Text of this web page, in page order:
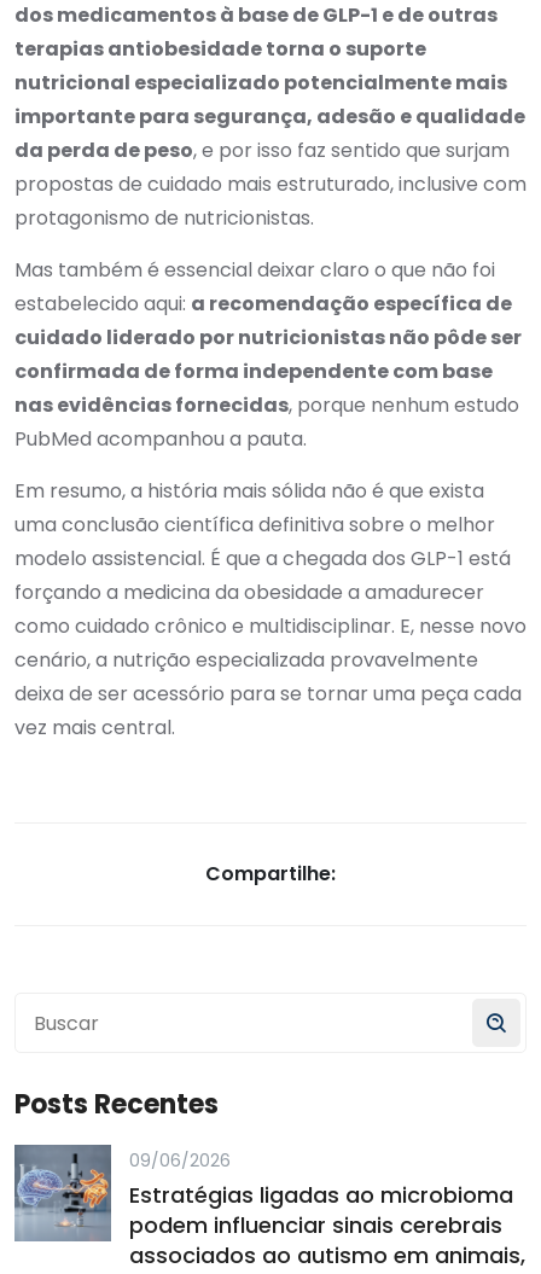
dos medicamentos à base de GLP-1 e de outras
terapias antiobesidade torna o suporte
nutricional especializado potencialmente mais
importante para segurança, adesão e qualidade
da perda de peso, e por isso faz sentido que surjam
propostas de cuidado mais estruturado, inclusive com
protagonismo de nutricionistas.
Mas também é essencial deixar claro o que não foi
estabelecido aqui: a recomendação específica de
cuidado liderado por nutricionistas não pôde ser
confirmada de forma independente com base
nas evidências fornecidas, porque nenhum estudo
PubMed acompanhou a pauta.
Em resumo, a história mais sólida não é que exista
uma conclusão científica definitiva sobre o melhor
modelo assistencial. É que a chegada dos GLP-1 está
forçando a medicina da obesidade a amadurecer
como cuidado crônico e multidisciplinar. E, nesse novo
cenário, a nutrição especializada provavelmente
deixa de ser acessório para se tornar uma peça cada
vez mais central.
Compartilhe:
Posts Recentes
09/06/2026
Estratégias ligadas ao microbioma
podem influenciar sinais cerebrais
associados ao autismo em animais,